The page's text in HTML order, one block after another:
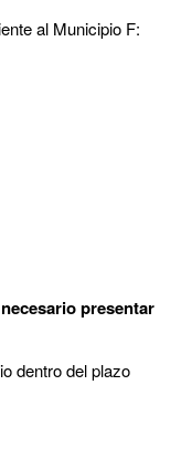
al Municipio F:
presentar
dentro del plazo